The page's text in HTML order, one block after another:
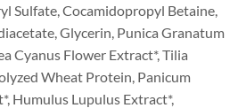
Sulfate, Cocamidopropyl Betaine,
Glycerin, Punica Granatum
Cyanus Flower Extract*, Tilia
Wheat Protein, Panicum
Humulus Lupulus Extract*,